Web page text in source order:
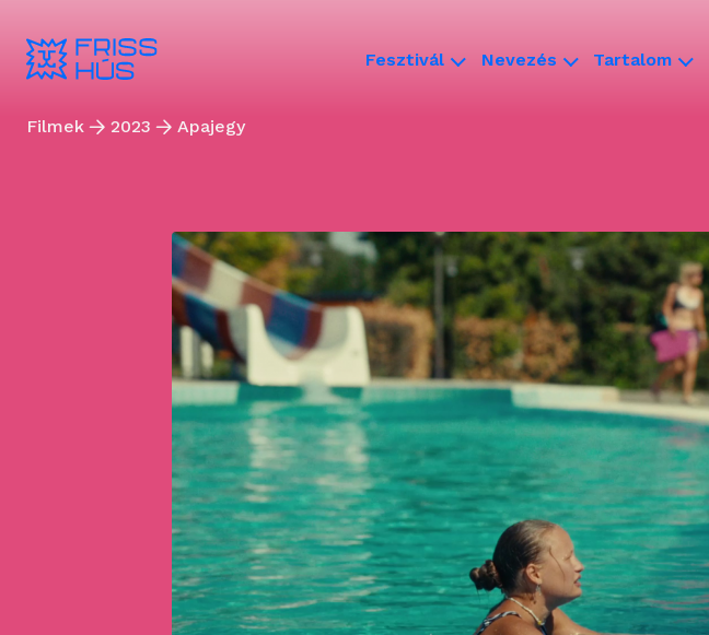
Fesztivál Nevezés Tartalom
Filmek 2023 Apajegy